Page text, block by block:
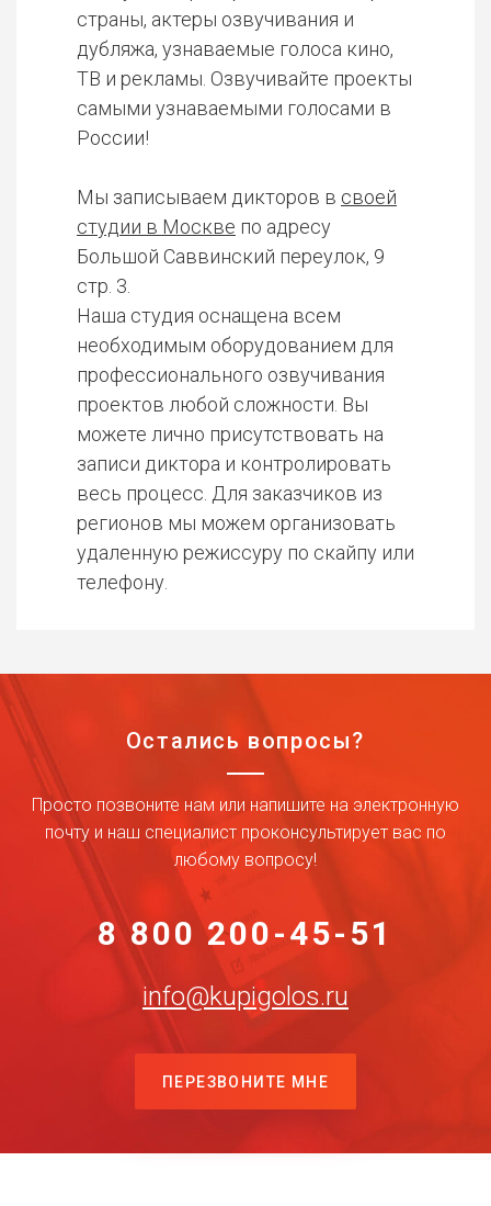
страны, актеры озвучивания и
дубляжа, узнаваемые голоса кино,
ТВ и рекламы. Озвучивайте проекты
самыми узнаваемыми голосами в
России!
Мы записываем дикторов в своей
студии в Москве по адресу
Большой Саввинский переулок, 9
стр. 3.
Наша студия оснащена всем
необходимым оборудованием для
профессионального озвучивания
проектов любой сложности. Вы
можете лично присутствовать на
записи диктора и контролировать
весь процесс. Для заказчиков из
регионов мы можем организовать
удаленную режиссуру по скайпу или
телефону.
Остались вопросы?
Просто позвоните нам или напишите на электронную
почту и наш специалист проконсультирует вас по
любому вопросу!
8 800 200-45-51
info@kupigolos.ru
ПЕРЕЗВОНИТЕ МНЕ